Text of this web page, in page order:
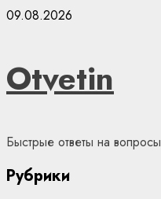
Skip
09.08.2026
Otvetin
Быстрые ответы на вопросы
Рубрики